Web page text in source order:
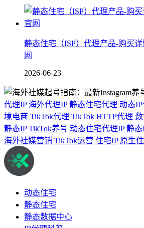
静态住宅（ISP）代理产品-购买
网
2026-06-23
代理IP 海外代理IP 静态住宅代理 动态
境电商 TikTok代理 TikTok HTTP代理
静态IP TikTok养号 动态住宅代理IP 静态
海外社媒营销 TikTok运营 住宅IP 原生
动态住宅
静态住宅
静态数据中心